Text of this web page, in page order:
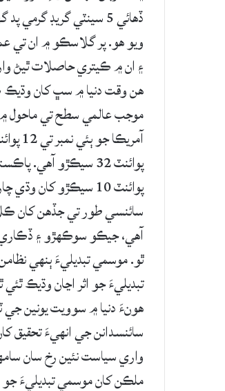
ڏهائي 5 سينٽي گريڊ
ويو هو. پر گلاسڪو ۾ ان تي
۽ ان ۾ ڪيتري حاصلات ٿيڻ
پوائنٽ 32 سيڪڙو
پوائنٽ 10 سيڪڙو کان وڌي چار سيڪڙو تي پهتو آهي.
سائنسي طور تي جڏهن کان
آهي، جيڪو سوڪهڙو ۽ ڏڪاري
ٿو. موسمي تبديليءَ ٻنهي
تبديليءَ جو اثر اڃان وڌيڪ
هونءَ دنيا ۾ سوويت يونين
سائنسدانن جي انهيءَ تحقيق
واري سياست نئين رخ سان
ملڪن کان موسمي تبديليءَ